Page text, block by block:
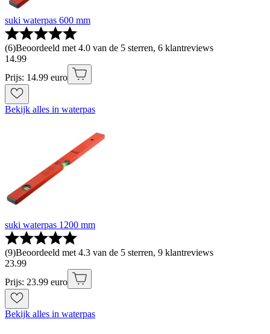
suki waterpas 600 mm
(6)Beoordeeld met 4.0 van de 5 sterren, 6 klantreviews
14.99
Prijs: 14.99 euro
Bekijk alles in waterpas
suki waterpas 1200 mm
(9)Beoordeeld met 4.3 van de 5 sterren, 9 klantreviews
23.99
Prijs: 23.99 euro
Bekijk alles in waterpas